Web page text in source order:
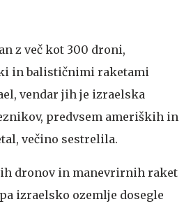
z več kot 300 droni,
in balističnimi raketami
vendar jih je izraelska
predvsem ameriških in
večino sestrelila.
dronov in manevrirnih raket
izraelsko ozemlje dosegle